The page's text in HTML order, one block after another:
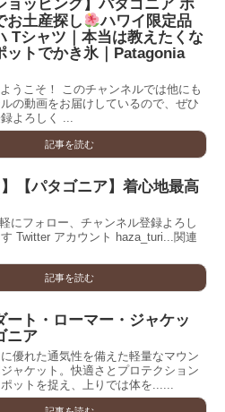
ョッピング】パタゴニア ホ
お土産探し
ハワイ限定品
Tシャツ｜本当は教えたくな
ットでかき氷｜Patagonia
うこそ！ このチャンネルでは他にも
の動画をお届けしているので、ぜひ
よろしく ...
記事を読む
】【パタゴニア】着心地最高
にフォロー、チャンネル登録よろし
Twitter アカウント haza_turi...関連
記事を読む
ート・ローマー・ジャケッ
ニア
優れた通気性を備えた軽量なマウン
ャケット。快適さとプロテクション
ットを捉え、上りでは体を......